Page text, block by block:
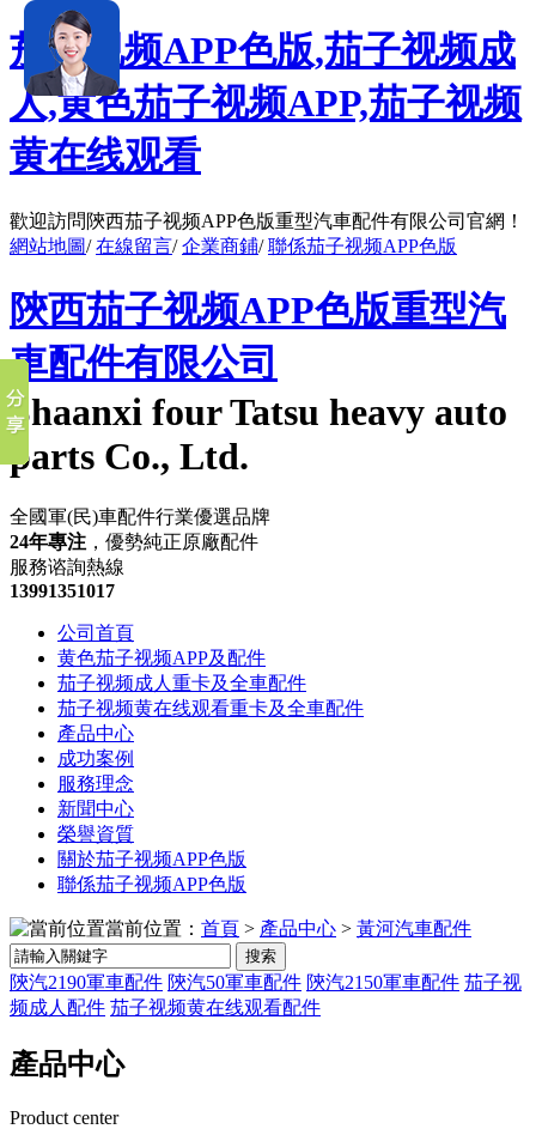
茄子视频APP色版,茄子视频成
人,黄色茄子视频APP,茄子视频
黄在线观看
歡迎訪問陝西茄子视频APP色版重型汽車配件有限公司官網！
網站地圖/在線留言/企業商鋪/聯係茄子视频APP色版
陝西茄子视频APP色版重型汽
車配件有限公司
Shaanxi four Tatsu heavy auto
parts Co., Ltd.
全國軍(民)車配件行業優選品牌
24年專注 ，優勢純正原廠配件
服務谘詢熱線
13991351017
公司首頁
黄色茄子视频APP及配件
茄子视频成人重卡及全車配件
茄子视频黄在线观看重卡及全車配件
產品中心
成功案例
服務理念
新聞中心
榮譽資質
關於茄子视频APP色版
聯係茄子视频APP色版
當前位置： 首頁 > 產品中心 > 黃河汽車配件
搜索
陝汽2190軍車配件 陝汽50軍車配件 陝汽2150軍車配件 茄子视
频成人配件 茄子视频黄在线观看配件
產品中心
Product center